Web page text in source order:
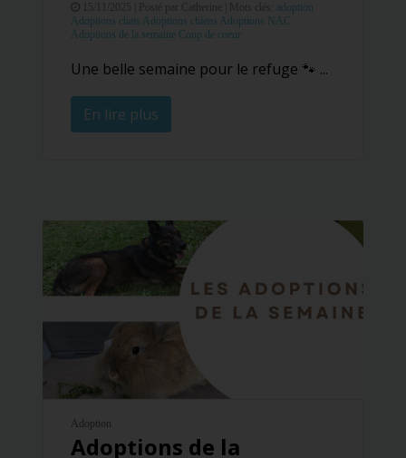
Posté par Catherine |
adoption
Adoptions chats Adoptions chiens Adoptions NAC
Adoptions de la semaine Coup de coeur
Une belle semaine pour le refuge 🐾 ...
En lire plus
Adoption
Adoptions de la